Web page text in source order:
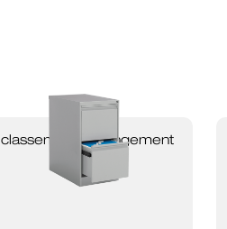
classement et rangement